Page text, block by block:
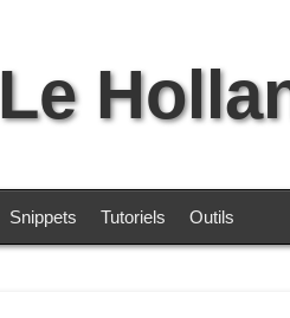
Le
Snippets Tutoriels Outils